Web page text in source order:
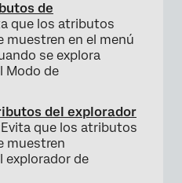
de
que los atributos
muestren en el menú
se explora
Modo de
del explorador
que los atributos
muestren
explorador de